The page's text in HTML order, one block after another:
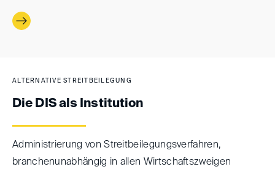
ALTERNATIVE STREITBEILEGUNG
Die DIS als Institution
Administrierung von Streitbeilegungsverfahren,
branchenunabhängig in allen Wirtschaftszweigen